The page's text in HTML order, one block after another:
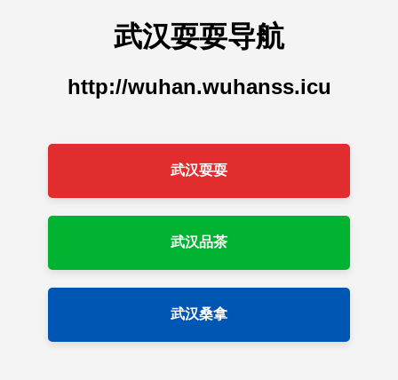
武汉耍耍导航
http://wuhan.wuhanss.icu
武汉耍耍
武汉品茶
武汉桑拿